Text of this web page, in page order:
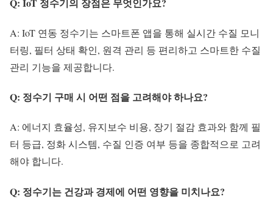
A: IoT 연동 정수기는 스마트폰 앱을 통해 실시간 수질 모니
터링, 필터 상태 확인, 원격 관리 등 편리하고 스마트한 수질
관리 기능을 제공합니다.
Q: 정수기 구매 시 어떤 점을 고려해야 하나요?
A: 에너지 효율성, 유지보수 비용, 장기 절감 효과와 함께 필
터 등급, 정화 시스템, 수질 인증 여부 등을 종합적으로 고려
해야 합니다.
Q: 정수기는 건강과 경제에 어떤 영향을 미치나요?